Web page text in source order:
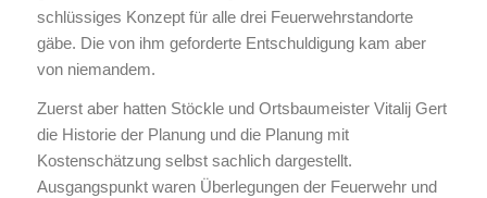
schlüssiges Konzept für alle drei Feuerwehrstandorte
gäbe. Die von ihm geforderte Entschuldigung kam aber
von niemandem.
Zuerst aber hatten Stöckle und Ortsbaumeister Vitalij Gert
die Historie der Planung und die Planung mit
Kostenschätzung selbst sachlich dargestellt.
Ausgangspunkt waren Überlegungen der Feuerwehr und